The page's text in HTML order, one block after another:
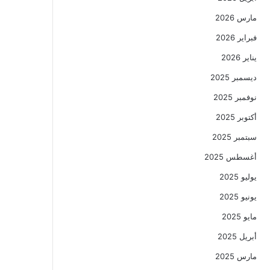
مارس 2026
فبراير 2026
يناير 2026
ديسمبر 2025
نوفمبر 2025
أكتوبر 2025
سبتمبر 2025
أغسطس 2025
يوليو 2025
يونيو 2025
مايو 2025
أبريل 2025
مارس 2025